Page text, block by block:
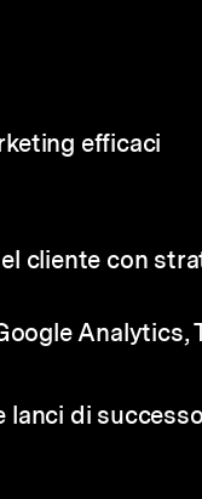
efficaci
cliente con
Analytics,
lanci di successo